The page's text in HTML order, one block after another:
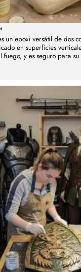
un epoxi versátil de dos
en superficies
fuego, y es seguro para